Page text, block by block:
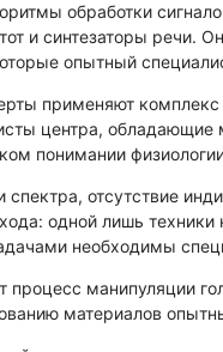
обработки
и синтезаторы речи.
опытный
применяют
центра,
понимании
отсутствие
одной лишь
необходимы
процесс манипуляции
материалов